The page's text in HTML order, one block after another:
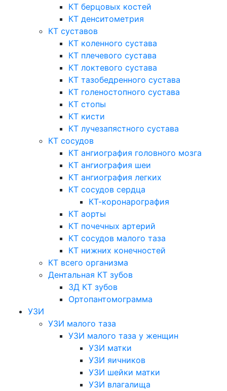
КТ берцовых костей
КТ денситометрия
КТ суставов
КТ коленного сустава
КТ плечевого сустава
КТ локтевого сустава
КТ тазобедренного сустава
КТ голеностопного сустава
КТ стопы
КТ кисти
КТ лучезапястного сустава
КТ сосудов
КТ ангиография головного мозга
КТ ангиография шеи
КТ ангиография легких
КТ сосудов сердца
КТ-коронарография
КТ аорты
КТ почечных артерий
КТ сосудов малого таза
КТ нижних конечностей
КТ всего организма
Дентальная КТ зубов
3Д КТ зубов
Ортопантомограмма
УЗИ
УЗИ малого таза
УЗИ малого таза у женщин
УЗИ матки
УЗИ яичников
УЗИ шейки матки
УЗИ влагалища